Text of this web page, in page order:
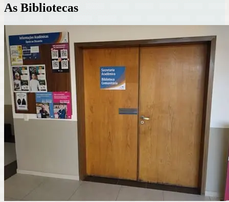
As Bibliotecas